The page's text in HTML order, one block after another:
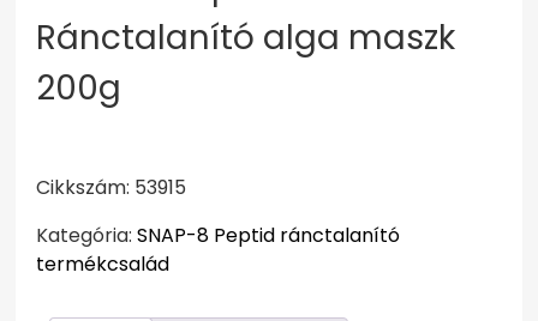
Ránctalanító alga maszk
200g
Cikkszám: 53915
Kategória:SNAP-8 Peptid ránctalanító
termékcsalád